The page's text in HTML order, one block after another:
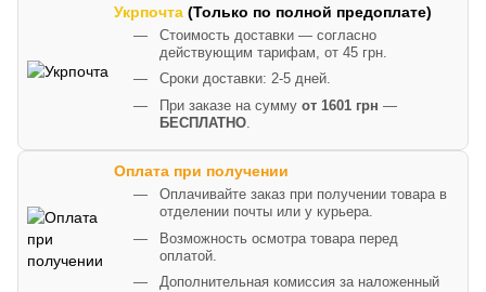
Укрпочта (Только по полной предоплате)
Стоимость доставки — согласно
действующим тарифам, от 45 грн.
Сроки доставки: 2-5 дней.
При заказе на сумму от 1601 грн —
БЕСПЛАТНО.
Оплата при получении
Оплачивайте заказ при получении товара в
отделении почты или у курьера.
Возможность осмотра товара перед
оплатой.
Дополнительная комиссия за наложенный